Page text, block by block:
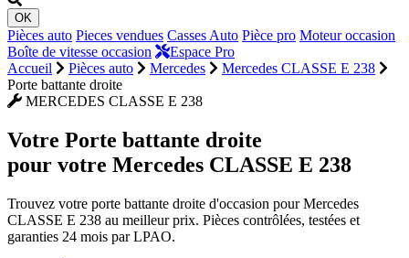
OK
Pièces auto Pieces vendues Casses Auto Pièce pro Moteur occasion
Boîte de vitesse occasion
Espace Pro
Accueil
Pièces auto Mercedes
Mercedes CLASSE E 238
Porte battante droite
MERCEDES CLASSE E 238
Votre Porte battante droite
pour votre Mercedes CLASSE E 238
Trouvez votre porte battante droite d'occasion pour Mercedes
CLASSE E 238 au meilleur prix. Pièces contrôlées, testées et
garanties 24 mois par LPAO.